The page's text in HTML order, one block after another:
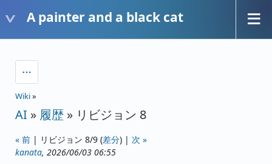
A painter and a black cat
Wiki»
AI » 履歴 » リビジョン 8
« 前 | リビジョン 8/9 (差分) | 次 »
kanata, 2026/06/03 06:55